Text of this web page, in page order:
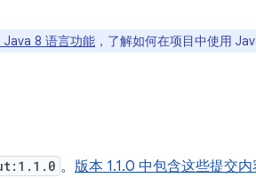
Java 8 语言功能 ，了解如何在项目中使用
。 版本 1.1.0 中包含这些提交内